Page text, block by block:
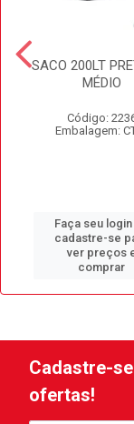
SACO 200LT
MÉDIO
Código:
Embalagem:
Faça seu
cadastre-se
ver preços
comprar
Cadastre-
ofertas!